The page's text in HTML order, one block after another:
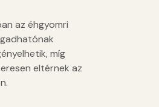
az éhgyomri
míg
eltérnek az